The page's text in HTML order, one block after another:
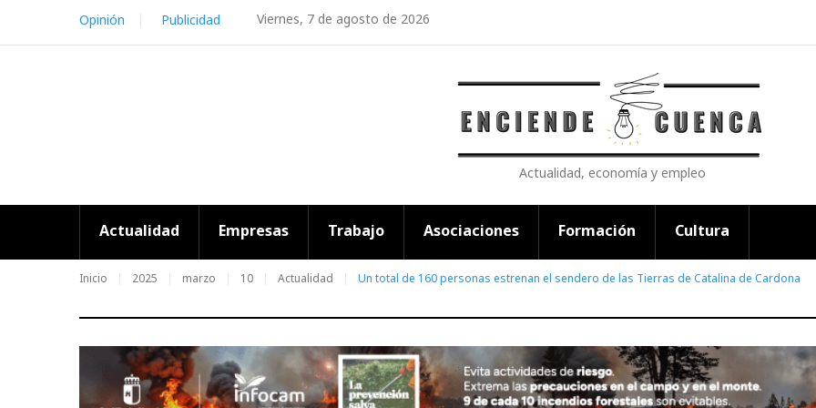
content
Viernes, 7 de agosto de 2026
Opinión Publicidad
Actualidad, economía y empleo
Actualidad Empresas Trabajo Asociaciones Formación Cultura
Inicio 2025 marzo 10 Actualidad Un total de 160 personas estrenan el sendero de las Tierras de Catalina de Cardona